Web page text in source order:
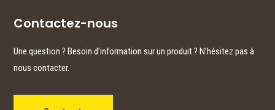
Contactez-nous
Une question ? Besoin d’information sur un produit ? N’hésitez pas à
nous contacter.